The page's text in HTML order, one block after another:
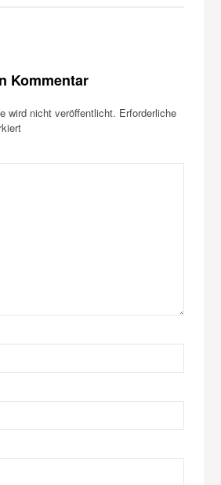
Kommentar
wird nicht veröffentlicht. Erforderliche